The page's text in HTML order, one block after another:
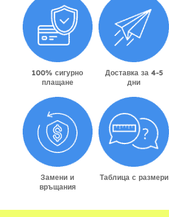
100% сигурно
плащане
Доставка за 4-5
дни
Замени и
връщания
Таблица с размери